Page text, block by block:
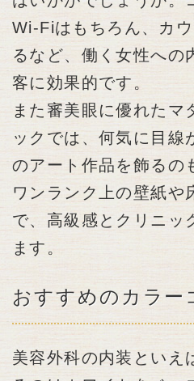
Wi-Fiはもちろん、カ
るなど、働く女性への
客に効果的です。
また審美眼に優れたマ
ックでは、何気に目線
のアート作品を飾るの
ワンランク上の壁紙や
で、高級感とクリニッ
ます。
おすすめのカラー
美容外科の内装といえ